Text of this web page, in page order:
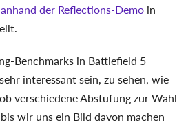
der Reflections-Demo in
Benchmarks in Battlefield 5
interessant sein, zu sehen, wie
verschiedene Abstufung zur Wahl
wir uns ein Bild davon machen